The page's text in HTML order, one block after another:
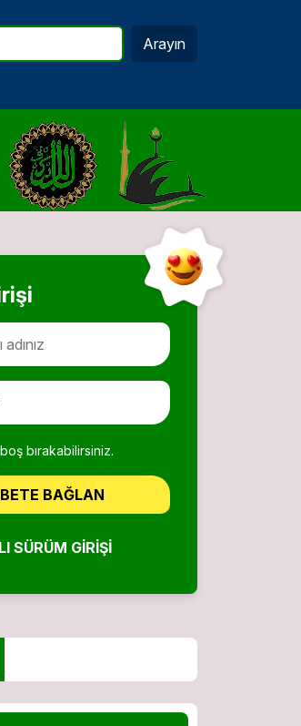
Arayın
bırakabilirsiniz.
BAĞLAN
SÜRÜM GIRIŞI